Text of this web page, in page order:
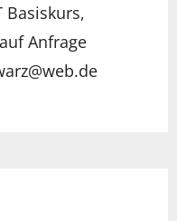
Basiskurs,
Anfrage